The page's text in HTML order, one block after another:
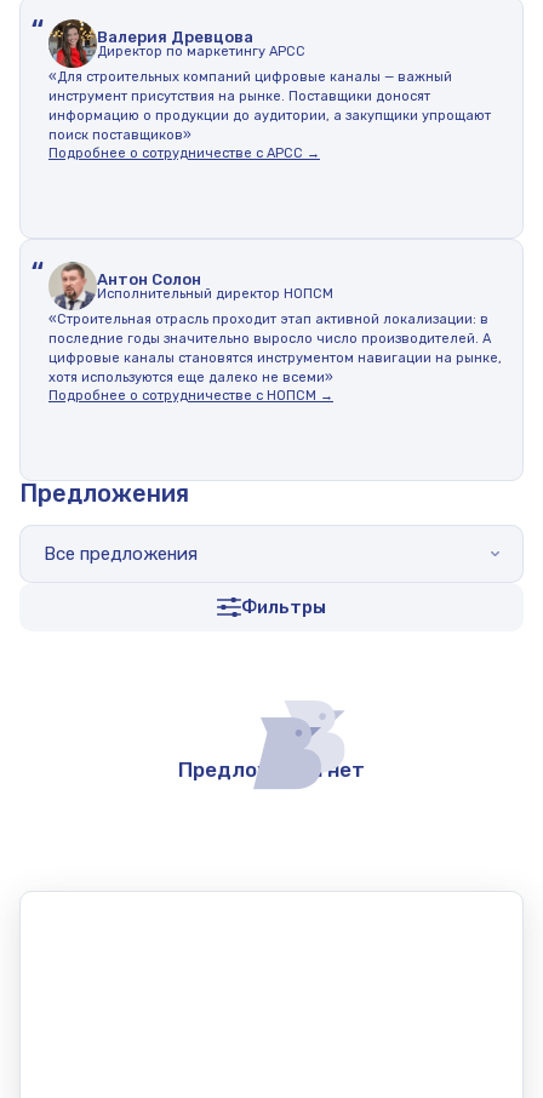
“ Валерия Древцова
Директор по маркетингу АРСС
«Для строительных компаний цифровые каналы — важный
инструмент присутствия на рынке. Поставщики доносят
информацию о продукции до аудитории, а закупщики упрощают
поиск поставщиков»
Подробнее о сотрудничестве с АРСС →
“ Антон Солон
Исполнительный директор НОПСМ
«Строительная отрасль проходит этап активной локализации: в
последние годы значительно выросло число производителей. А
цифровые каналы становятся инструментом навигации на рынке,
хотя используются еще далеко не всеми»
Подробнее о сотрудничестве с НОПСМ →
Предложения
Все предложения
Фильтры
Предложений нет